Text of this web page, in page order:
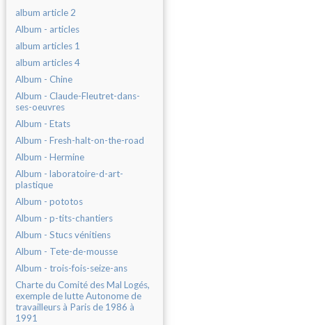
album article 2
Album - articles
album articles 1
album articles 4
Album - Chine
Album - Claude-Fleutret-dans-
ses-oeuvres
Album - Etats
Album - Fresh-halt-on-the-road
Album - Hermine
Album - laboratoire-d-art-
plastique
Album - pototos
Album - p-tits-chantiers
Album - Stucs vénitiens
Album - Tete-de-mousse
Album - trois-fois-seize-ans
Charte du Comité des Mal Logés,
exemple de lutte Autonome de
travailleurs à Paris de 1986 à
1991